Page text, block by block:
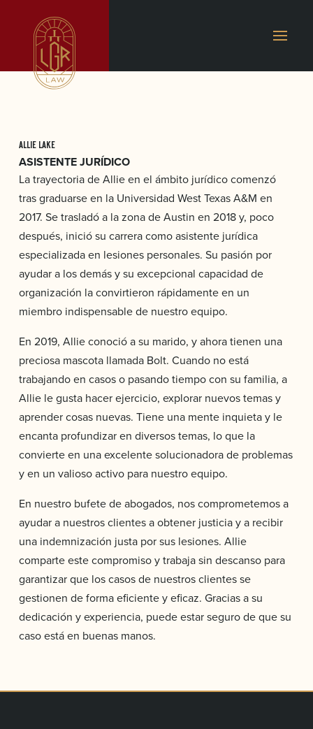
ALLIE LAKE
ASISTENTE JURÍDICO
La trayectoria de Allie en el ámbito jurídico comenzó
tras graduarse en la Universidad West Texas A&M en
2017. Se trasladó a la zona de Austin en 2018 y, poco
después, inició su carrera como asistente jurídica
especializada en lesiones personales. Su pasión por
ayudar a los demás y su excepcional capacidad de
organización la convirtieron rápidamente en un
miembro indispensable de nuestro equipo.
En 2019, Allie conoció a su marido, y ahora tienen una
preciosa mascota llamada Bolt. Cuando no está
trabajando en casos o pasando tiempo con su familia, a
Allie le gusta hacer ejercicio, explorar nuevos temas y
aprender cosas nuevas. Tiene una mente inquieta y le
encanta profundizar en diversos temas, lo que la
convierte en una excelente solucionadora de problemas
y en un valioso activo para nuestro equipo.
En nuestro bufete de abogados, nos comprometemos a
ayudar a nuestros clientes a obtener justicia y a recibir
una indemnización justa por sus lesiones. Allie
comparte este compromiso y trabaja sin descanso para
garantizar que los casos de nuestros clientes se
gestionen de forma eficiente y eficaz. Gracias a su
dedicación y experiencia, puede estar seguro de que su
caso está en buenas manos.